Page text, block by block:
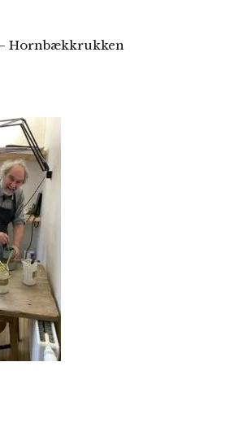
Hornbækkrukken